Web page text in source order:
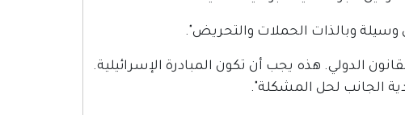
الدولي. هذه يجب أن تكون المبادرة الإسرائيلية.
الجانب لحل المشكلة".